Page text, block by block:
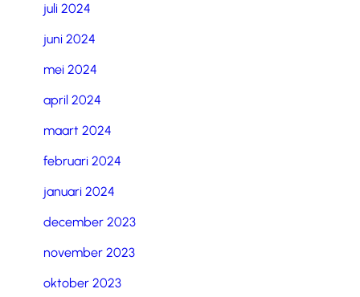
juli 2024
juni 2024
mei 2024
april 2024
maart 2024
februari 2024
januari 2024
december 2023
november 2023
oktober 2023